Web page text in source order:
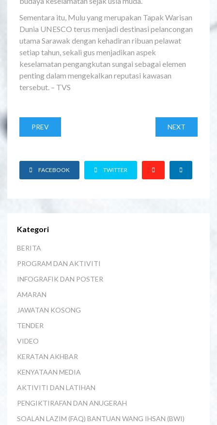
Sementara itu, Mulu yang merupakan Tapak Warisan
Dunia UNESCO terus menjadi destinasi pelancongan
utama Sarawak dengan kehadiran ribuan pelawat
setiap tahun, sekali gus menjadikan aspek
keselamatan pengangkutan sungai sebagai elemen
penting dalam mengekalkan reputasi kawasan
tersebut. – TVS
PREV NEXT
FACEBOOK TWITTER
Kategori
BERITA
PROGRAM DAN AKTIVITI
INFOGRAFIK DAN POSTER
AMARAN
JAWATAN KOSONG
TENDER
VIDEO
KERATAN AKHBAR
KENYATAAN MEDIA
AKTIVITI DAN LATIHAN
PENGIKTIRAFAN DAN ANUGERAH
SOALAN LAZIM (FAQ) BANTUAN WANG IHSAN (BWI)